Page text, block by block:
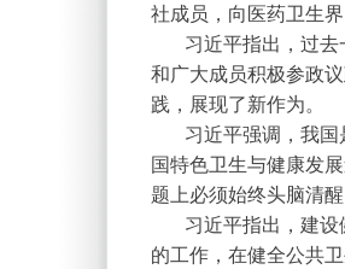
社成员，向医药卫生
习近平指出，过
和广大成员积极参政
践，展现了新作为。
习近平强调，我
国特色卫生与健康发
题上必须始终头脑清
习近平指出，建
的工作，在健全公共